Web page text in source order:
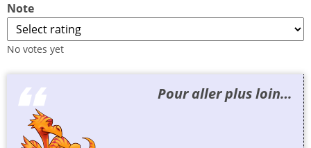
Note
No votes yet
Pour aller plus loin…